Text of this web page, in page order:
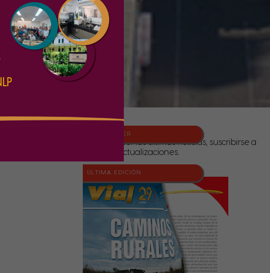
Para conocer las últimas noticias, suscribirse a
nuestras actualizaciones.
ÚLTIMA EDICIÓN
NEWSLETTER